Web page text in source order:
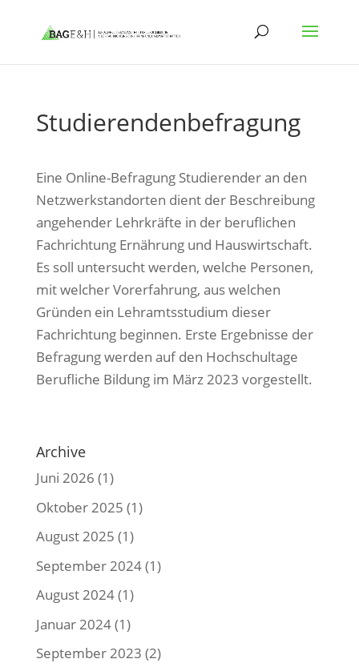
Studierendenbefragung
Eine Online-Befragung Studierender an den
Netzwerkstandorten dient der Beschreibung
angehender Lehrkräfte in der beruflichen
Fachrichtung Ernährung und Hauswirtschaft.
Es soll untersucht werden, welche Personen,
mit welcher Vorerfahrung, aus welchen
Gründen ein Lehramtsstudium dieser
Fachrichtung beginnen. Erste Ergebnisse der
Befragung werden auf den Hochschultage
Berufliche Bildung im März 2023 vorgestellt.
Archive
Juni 2026 (1)
Oktober 2025 (1)
August 2025 (1)
September 2024(1)
August 2024(1)
Januar 2024(1)
September 2023 (2)